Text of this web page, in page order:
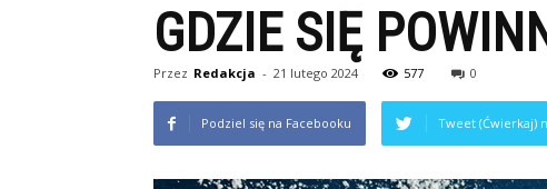
GDZIE SIĘ
Przez Redakcja - 21 lutego 2024 577 0
Podziel się na Facebooku Tweet (Ćwierkaj)